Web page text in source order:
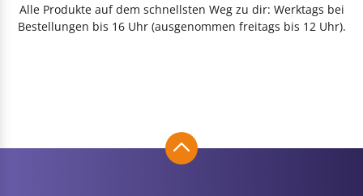
Alle Produkte auf dem schnellsten Weg zu dir: Werktags bei
Bestellungen bis 16 Uhr (ausgenommen freitags bis 12 Uhr).